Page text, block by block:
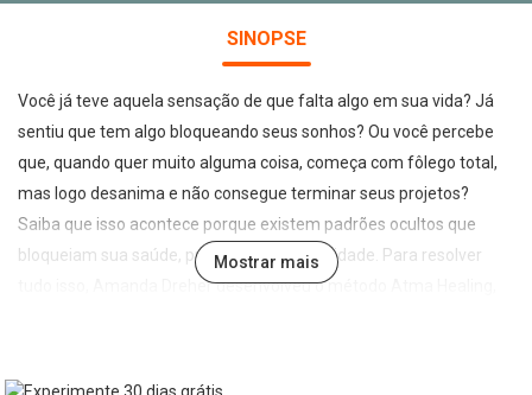
SINOPSE
Você já teve aquela sensação de que falta algo em sua vida? Já
sentiu que tem algo bloqueando seus sonhos? Ou você percebe
que, quando quer muito alguma coisa, começa com fôlego total,
mas logo desanima e não consegue terminar seus projetos?
Saiba que isso acontece porque existem padrões ocultos que
bloqueiam sua saúde, prosperidade e felicidade. Para resolver
tudo isso, Amanda Dreher desenvolveu o método Atma Healing,
estado de Alinhamento Vibracional Máximo, onde as coisas dão
Mostrar mais